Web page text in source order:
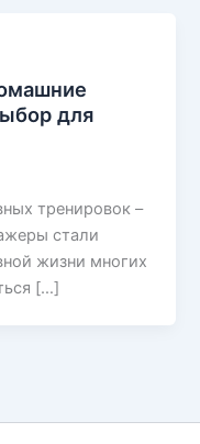
для
тренировок –
стали
жизни многих
[…]